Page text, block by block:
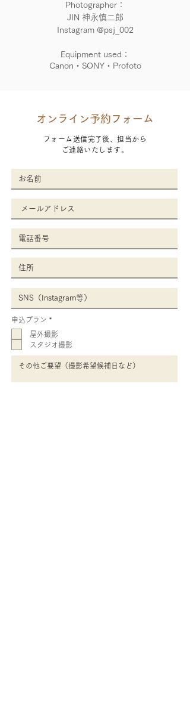
Photographer：
JIN 神永慎二郎
Instagram @psj_002
Equipment used：
Canon・SONY・Profoto
オンライン予約フォーム
フォーム送信完了後、担当から
ご連絡いたします。
申込プラン *必
項
目
屋外撮影
スタジオ撮影